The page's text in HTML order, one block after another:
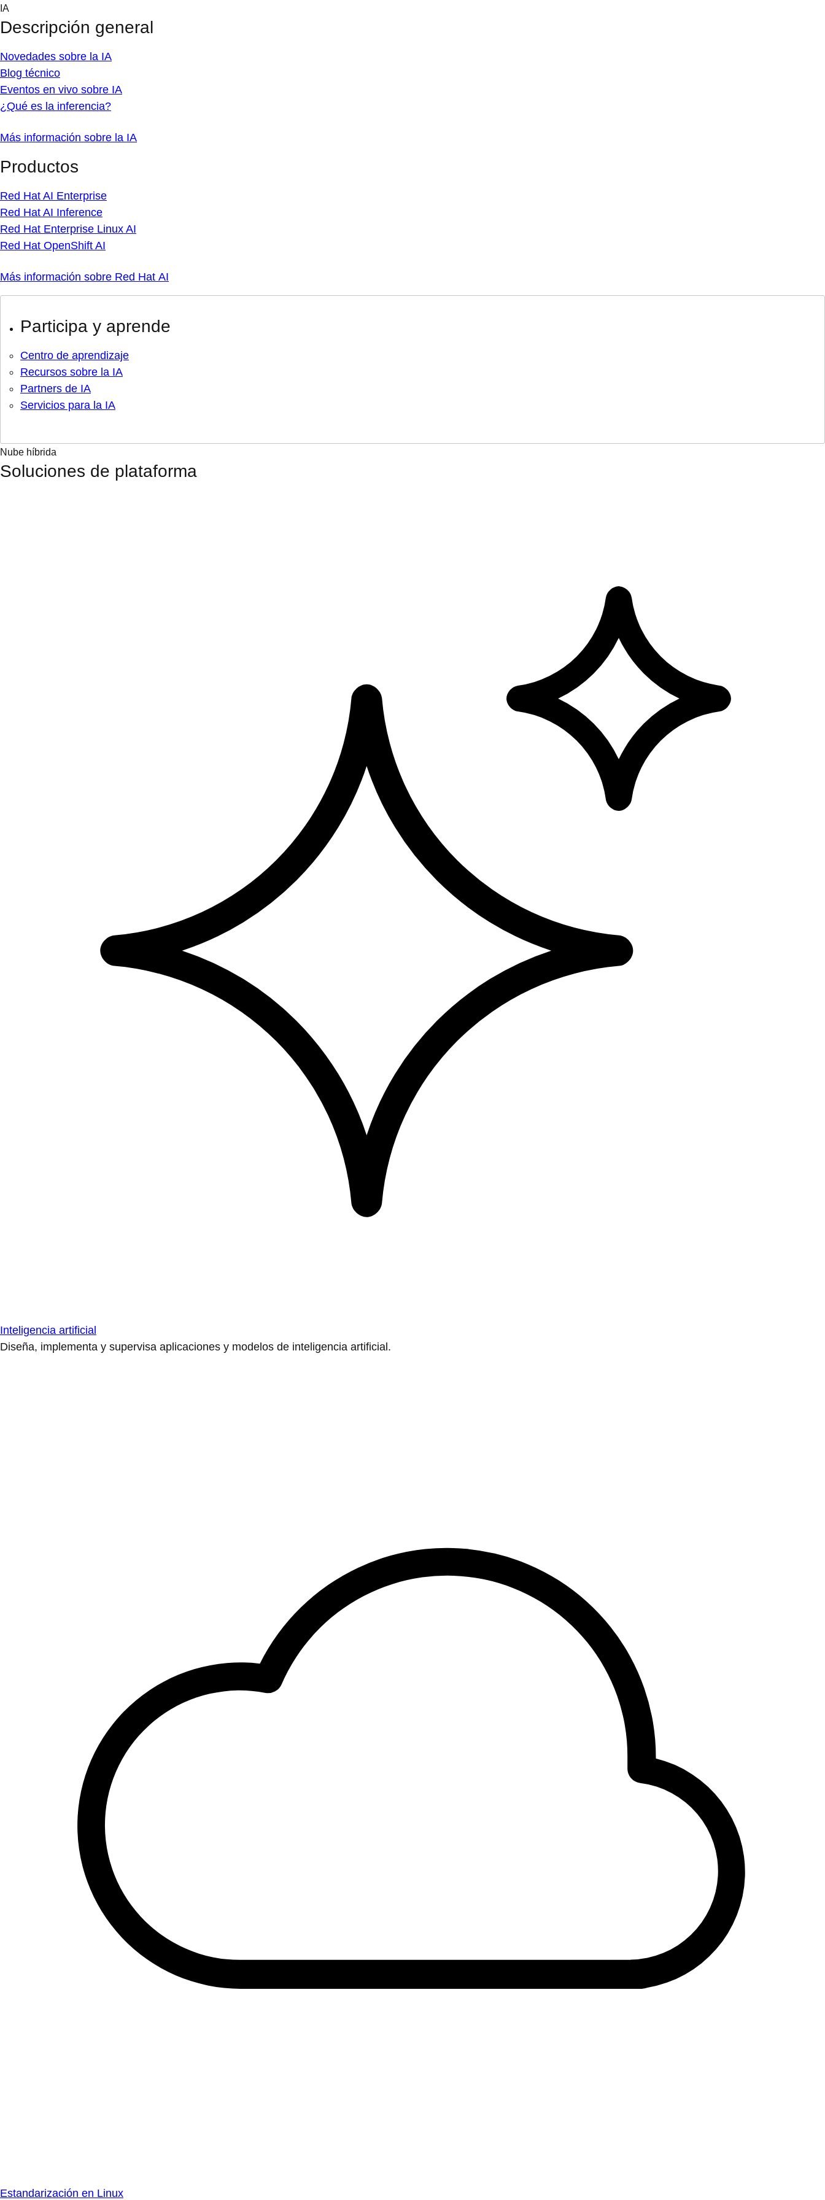
Skip
content
IA
Descripción general
Novedades sobre la IA
Blog técnico
Eventos en vivo sobre IA
¿Qué es la inferencia?
Más información sobre la IA
Productos
Red Hat AI Enterprise
Red Hat AI Inference
Red Hat Enterprise Linux AI
Red Hat OpenShift AI
Más información sobre Red Hat AI
Participa y aprende
Centro de aprendizaje
Recursos sobre la IA
Partners de IA
Servicios para la IA
Nube híbrida
Soluciones de plataforma
Inteligencia artificial
Diseña, implementa y supervisa aplicaciones y modelos de inteligencia artificial.
Estandarización en Linux